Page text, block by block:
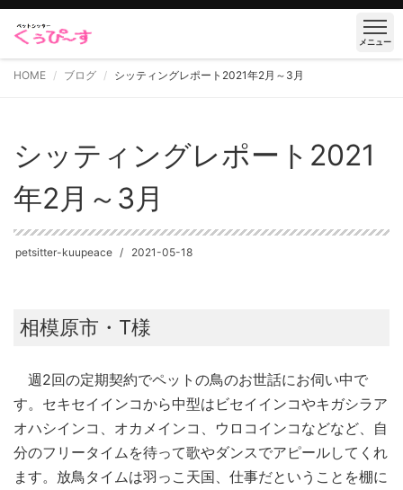
メニュー
HOME ブログ シッティングレポート2021年2月～3月
シッティングレポート2021
年2月～3月
petsitter-kuupeace 2021-05-18
相模原市・T様
週2回の定期契約でペットの鳥のお世話にお伺い中で
す。セキセイインコから中型はビセイインコやキガシラア
オハシインコ、オカメインコ、ウロコインコなどなど、自
分のフリータイムを待って歌やダンスでアピールしてくれ
ます。放鳥タイムは羽っこ天国、仕事だということを棚に